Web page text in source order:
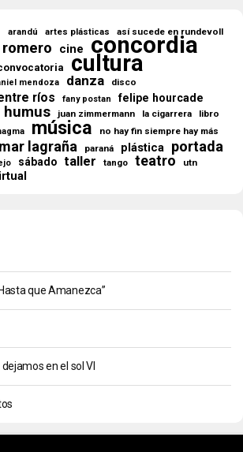
arandú artes plásticas así sucede en rundevoll
cine concordia
cultura
mendoza danza disco
ríos fany postan felipe hourcade
humus juan zimmermann la cigarrera libro
música no hay fin siempre hay más
lagraña paraná plástica portada
sábado taller tango teatro utn
que Amanezca”
en el sol VI